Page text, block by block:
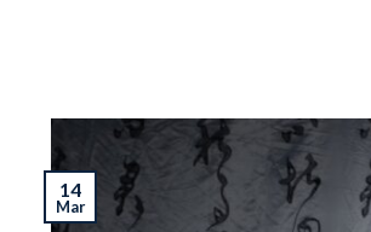
14
Mar